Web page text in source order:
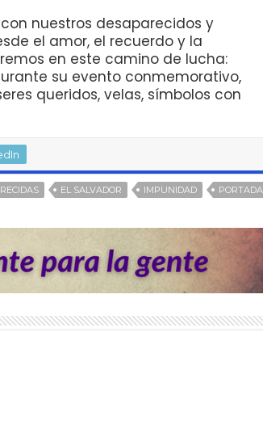
nuestros desaparecidos y
el amor, el recuerdo y la
en este camino de lucha:
su evento conmemorativo,
queridos, velas, símbolos con
EL SALVADOR IMPUNIDAD PORTADA